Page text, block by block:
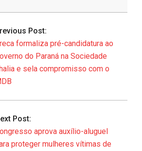
Post:
formaliza pré-candidatura ao
do Paraná na Sociedade
e sela compromisso com o
Post:
aprova auxílio-aluguel
proteger mulheres vítimas de